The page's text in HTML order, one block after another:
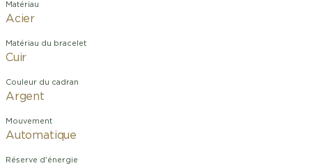
Matériau
Acier
Matériau du bracelet
Cuir
Couleur du cadran
Argent
Mouvement
Automatique
Réserve d'énergie